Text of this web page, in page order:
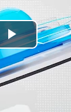
Esita
video